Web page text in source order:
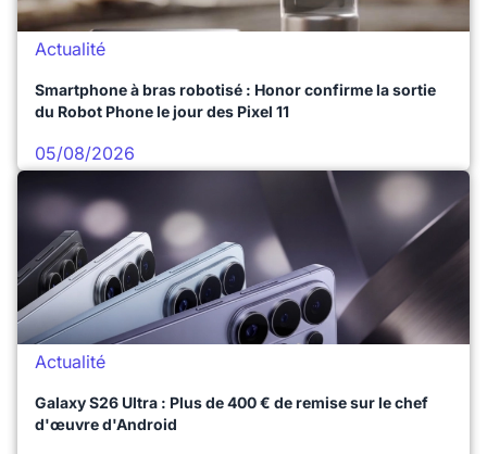
Actualité
Smartphone à bras robotisé : Honor confirme la sortie
du Robot Phone le jour des Pixel 11
05/08/2026
Actualité
Galaxy S26 Ultra : Plus de 400 € de remise sur le chef
d'œuvre d'Android